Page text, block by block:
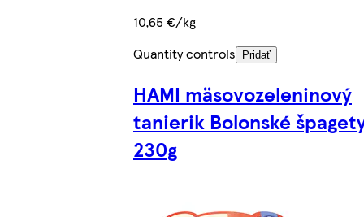
10,65 €/kg
Quantity controls
Pridať
HAMI mäsovozeleninový
tanierik Bolonské
230g